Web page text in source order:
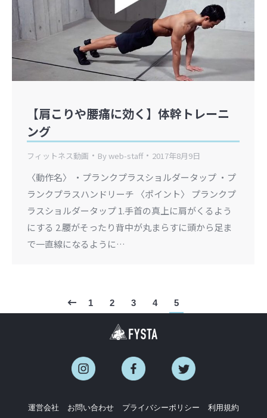
【肩こりや腰痛に効く】体幹トレーニ
ング
フィットネス動画 Byweb-staff 2017年8月9日
〈動作名〉 ・プランクプラスショルダータップ ・プ
ランクプラスハンドリーチ 〈ポイント〉 プランクプ
ラスショルダータップ 1.手首の真上に肩がくるよう
にする 2.腰がそったり背中が丸まらすに頭から足ま
で一直線になるように…
1 2 3 4 5
運営会社 お問い合わせ プライバシーポリシー 利用規約